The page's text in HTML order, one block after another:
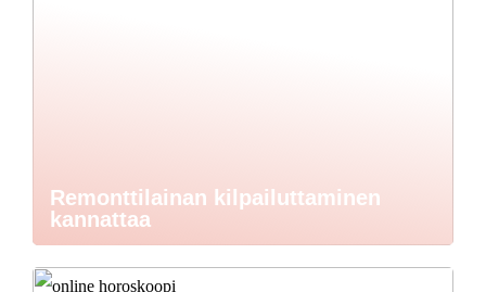
Remonttilainan kilpailuttaminen
kannattaa